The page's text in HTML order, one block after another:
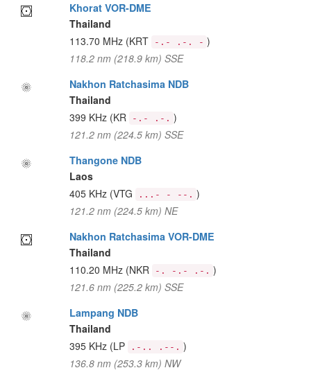
Khorat VOR-DME
Thailand
113.70 MHz (KRT -.- .-. - )
118.2 nm (218.9 km) SSE
Nakhon Ratchasima NDB
Thailand
399 KHz (KR -.- .-. )
121.2 nm (224.5 km) SSE
Thangone NDB
Laos
405 KHz (VTG ...- - --. )
121.2 nm (224.5 km) NE
Nakhon Ratchasima VOR-DME
Thailand
110.20 MHz (NKR -. -.- .-. )
121.6 nm (225.2 km) SSE
Lampang NDB
Thailand
395 KHz (LP .-.. .--. )
136.8 nm (253.3 km) NW